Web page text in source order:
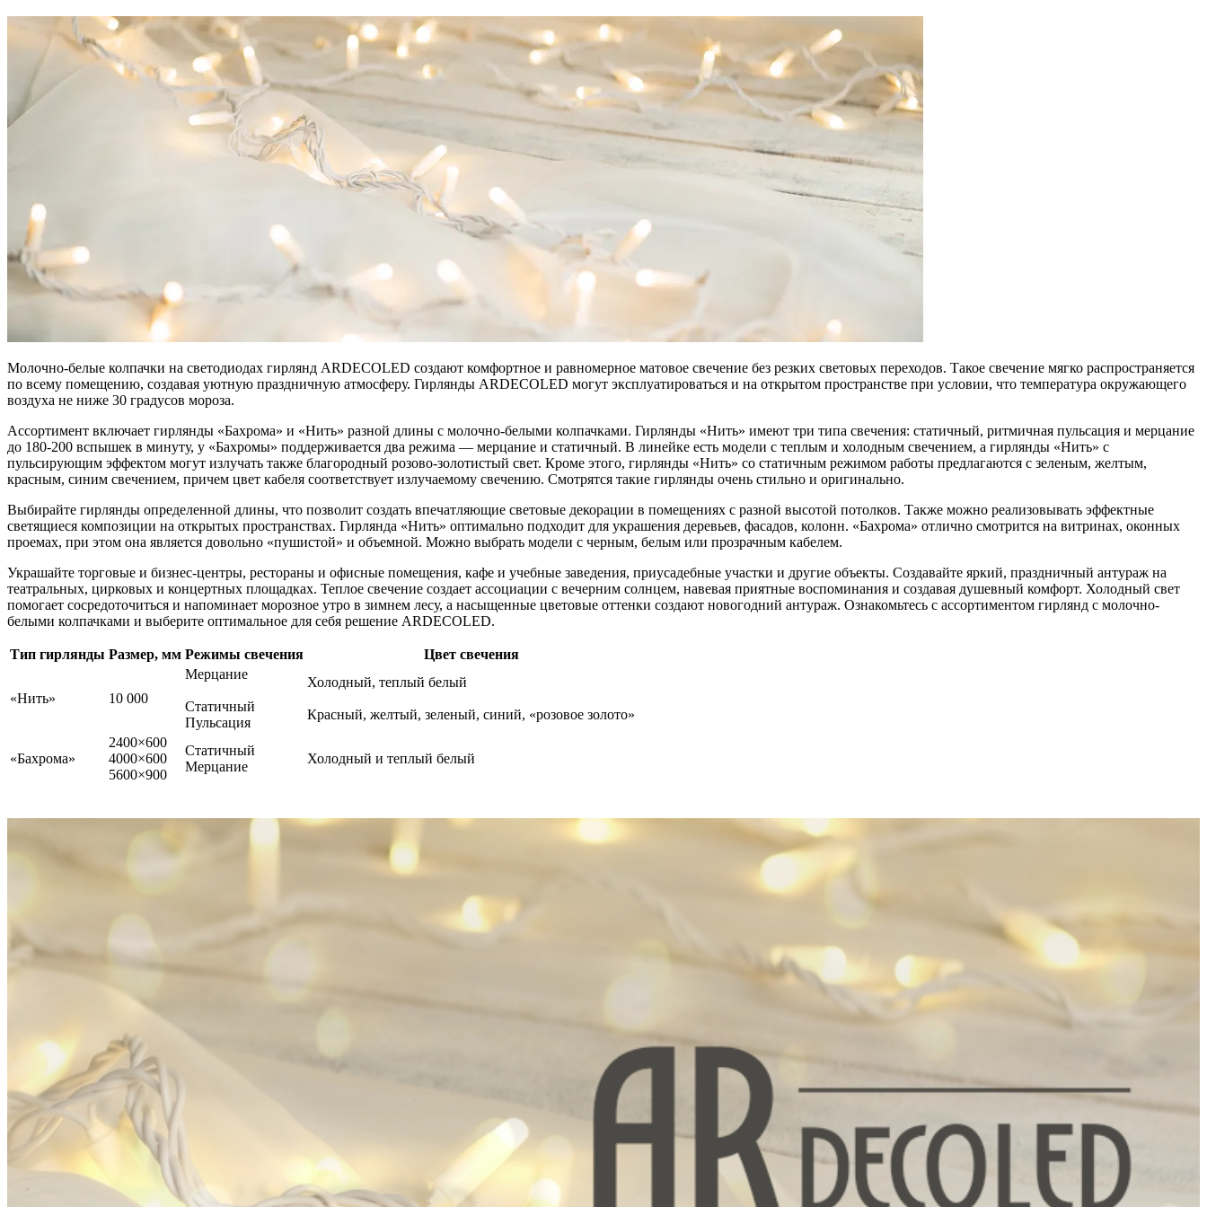
Молочно-белые колпачки на светодиодах гирлянд ARDECOLED создают комфортное и равномерное матовое свечение без резких световых переходов. Такое свечение мягко распространяется
по всему помещению, создавая уютную праздничную атмосферу. Гирлянды ARDECOLED могут эксплуатироваться и на открытом пространстве при условии, что температура окружающего
воздуха не ниже 30 градусов мороза.
Ассортимент включает гирлянды «Бахрома» и «Нить» разной длины с молочно-белыми колпачками. Гирлянды «Нить» имеют три типа свечения: статичный, ритмичная пульсация и мерцание
до 180-200 вспышек в минуту, у «Бахромы» поддерживается два режима — мерцание и статичный. В линейке есть модели с теплым и холодным свечением, а гирлянды «Нить» с
пульсирующим эффектом могут излучать также благородный розово-золотистый свет. Кроме этого, гирлянды «Нить» со статичным режимом работы предлагаются с зеленым, желтым,
красным, синим свечением, причем цвет кабеля соответствует излучаемому свечению. Смотрятся такие гирлянды очень стильно и оригинально.
Выбирайте гирлянды определенной длины, что позволит создать впечатляющие световые декорации в помещениях с разной высотой потолков. Также можно реализовывать эффектные
светящиеся композиции на открытых пространствах. Гирлянда «Нить» оптимально подходит для украшения деревьев, фасадов, колонн. «Бахрома» отлично смотрится на витринах, оконных
проемах, при этом она является довольно «пушистой» и объемной. Можно выбрать модели с черным, белым или прозрачным кабелем.
Украшайте торговые и бизнес-центры, рестораны и офисные помещения, кафе и учебные заведения, приусадебные участки и другие объекты. Создавайте яркий, праздничный антураж на
театральных, цирковых и концертных площадках. Теплое свечение создает ассоциации с вечерним солнцем, навевая приятные воспоминания и создавая душевный комфорт. Холодный свет
помогает сосредоточиться и напоминает морозное утро в зимнем лесу, а насыщенные цветовые оттенки создают новогодний антураж. Ознакомьтесь с ассортиментом гирлянд с молочно-
белыми колпачками и выберите оптимальное для себя решение ARDECOLED.
Тип гирлянды Размер, мм Режимы свечения Цвет свечения
«Нить» 10 000
Мерцание
Статичный
Пульсация
Холодный, теплый белый
Красный, желтый, зеленый, синий, «розовое золото»
«Бахрома»
2400×600
4000×600
5600×900
Статичный
Мерцание
Холодный и теплый белый